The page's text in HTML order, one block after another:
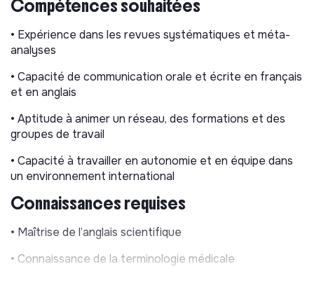
5. Promouvoir une recherche méthodologique
innovante sur la synthèse des données probantes et
diffuser les concepts d’Evidence-Based Medicine.
Missions et responsabilités
La personne recrutée sera pleinement intégrée aux
activement à l’ensemble de ses axes stratégiques :
transfert de compétences)
épidémiologie et en méthodes de recherche.
· Concevoir et animer des webinaires dédiés à la
Compétences souhaitées
• Expérience dans les revues systématiques et méta-
analyses
• Capacité de communication orale et écrite en français
et en anglais
• Aptitude à animer un réseau, des formations et des
groupes de travail
• Capacité à travailler en autonomie et en équipe dans
un environnement international
Connaissances requises
• Maîtrise de l’anglais scientifique
• Connaissance de la terminologie médicale